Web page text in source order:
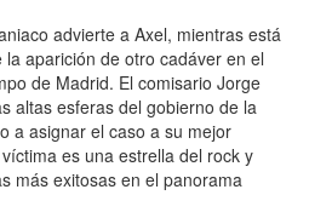
advierte a Axel, mientras está
aparición de otro cadáver en el
de Madrid. El comisario Jorge
altas esferas del gobierno de la
a asignar el caso a su mejor
es una estrella del rock y
más exitosas en el panorama